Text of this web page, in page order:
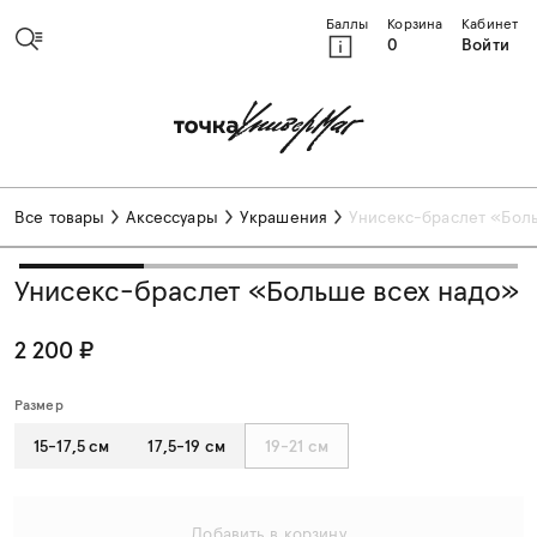
Баллы Корзина
0
Кабинет
Войти
Все товары Аксессуары Украшения Унисекс-браслет
Унисекс-браслет «Больше всех надо»
2 200 ₽
Размер
15-17,5 см 17,5-19 см 19-21 см